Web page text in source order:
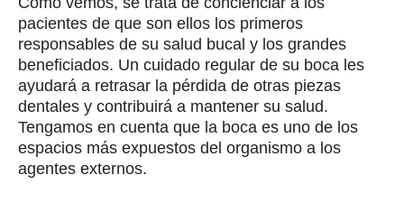
pacientes de que son ellos los primeros
responsables de su salud bucal y los grandes
beneficiados. Un cuidado regular de su boca les
ayudará a retrasar la pérdida de otras piezas
dentales y contribuirá a mantener su salud.
Tengamos en cuenta que la boca es uno de los
espacios más expuestos del organismo a los
agentes externos.